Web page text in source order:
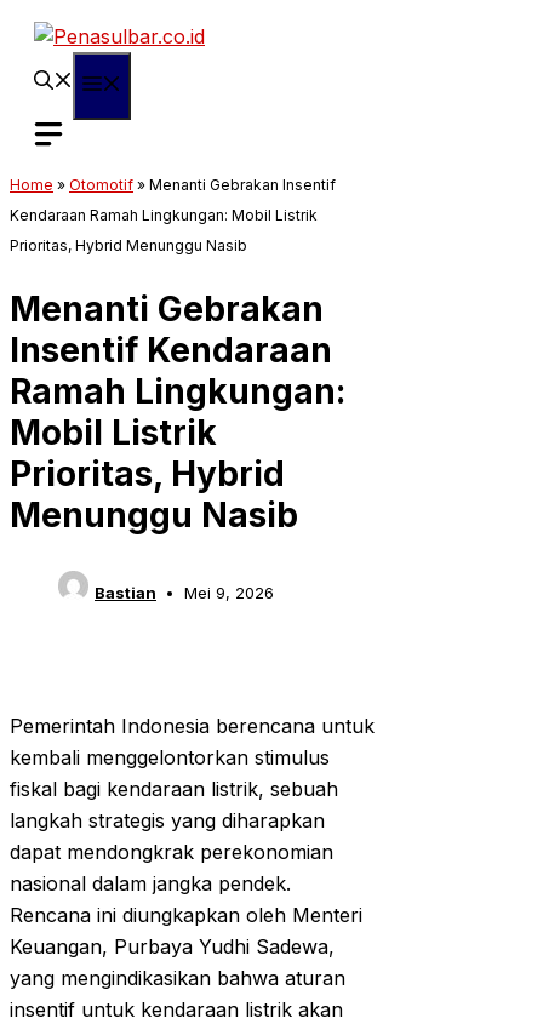
Langsung
Home » Otomotif » Menanti Gebrakan Insentif
Kendaraan Ramah Lingkungan: Mobil Listrik
Prioritas, Hybrid Menunggu Nasib
Menanti Gebrakan
Insentif Kendaraan
Ramah Lingkungan:
Mobil Listrik
Prioritas, Hybrid
Menunggu Nasib
Bastian Mei 9, 2026
Pemerintah Indonesia berencana untuk
kembali menggelontorkan stimulus
fiskal bagi kendaraan listrik, sebuah
langkah strategis yang diharapkan
dapat mendongkrak perekonomian
nasional dalam jangka pendek.
Rencana ini diungkapkan oleh Menteri
Keuangan, Purbaya Yudhi Sadewa,
yang mengindikasikan bahwa aturan
insentif untuk kendaraan listrik akan